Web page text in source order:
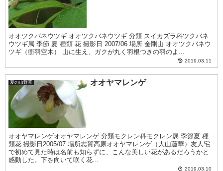
オオツクバネウツギ オオツクバネウツギ 分類 スイカズラ科ツクバネ
ウツギ属 季節 夏 種類 花 撮影日 2007/06 場所 金剛山 オオツクバネウ
ツギ（衝羽空木） 山に生え、ガクが丸く羽根つきの羽のよ...
2019.03.11
夏の山野草 オオヤマレンゲ
オオヤマレンゲオオヤマレンゲ 分類モクレン科モクレン属 季節夏 種
類花 撮影日2005/07 場所志賀高原オオヤマレンゲ（大山蓮華）友人宅
で初めて見た時は名前も知らずに、こんな美しい花があるだろうかと
感動した。下を向いて咲く花...
2019.03.10